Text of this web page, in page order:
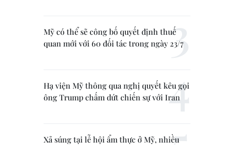
Mỹ có thể sẽ công bố quyết định thuế
quan mới với 60 đối tác trong ngày 23/7
Hạ viện Mỹ thông qua nghị quyết kêu gọi
ông Trump chấm dứt chiến sự với Iran
Xả súng tại lễ hội ẩm thực ở Mỹ, nhiều